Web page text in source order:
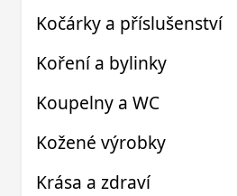
Kočárky a příslušenství
Koření a bylinky
Koupelny a WC
Kožené výrobky
Krása a zdraví